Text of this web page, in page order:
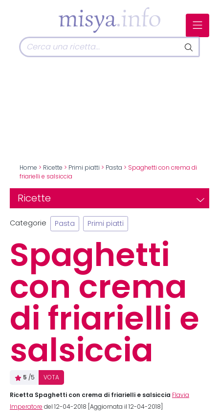
Home > Ricette > Primi piatti > Pasta > Spaghetti con crema di
friarielli e salsiccia
Ricette
Categorie Pasta Primi piatti
Spaghetti
con crema
di friarielli e
salsiccia
5 /5 VOTA
Ricetta Spaghetti con crema di friarielli e salsiccia Flavia
Imperatore del 12-04-2018 [Aggiornata il 12-04-2018]